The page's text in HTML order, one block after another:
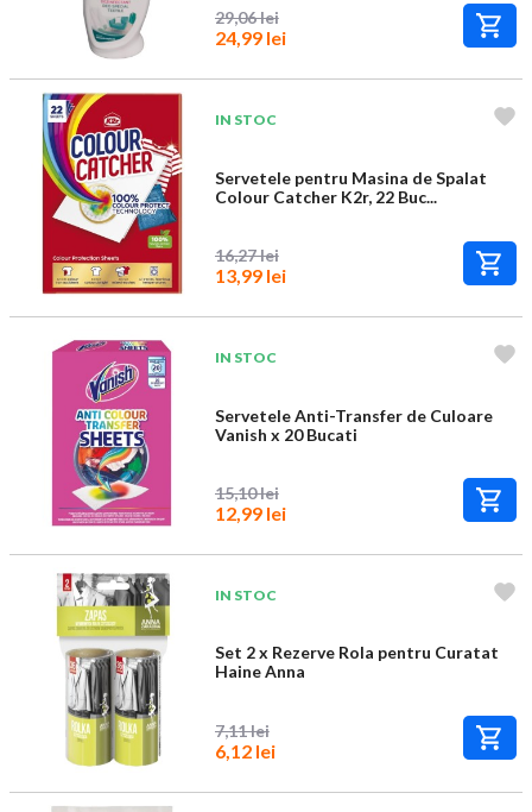
29,06 lei
24,99 lei
IN STOC
Servetele pentru Masina de Spalat
Colour Catcher K2r, 22 Buc...
16,27 lei
13,99 lei
IN STOC
Servetele Anti-Transfer de Culoare
Vanish x 20 Bucati
15,10 lei
12,99 lei
IN STOC
Set 2 x Rezerve Rola pentru Curatat
Haine Anna
7,11 lei
6,12 lei